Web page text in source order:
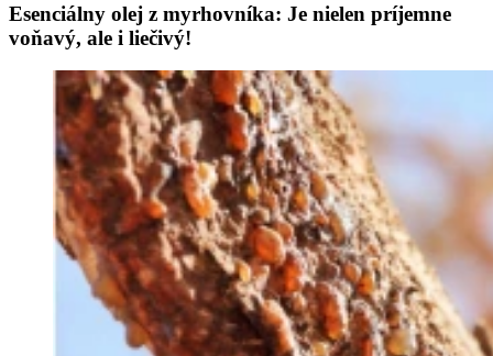
Esenciálny olej z myrhovníka: Je nielen príjemne
voňavý, ale i liečivý!